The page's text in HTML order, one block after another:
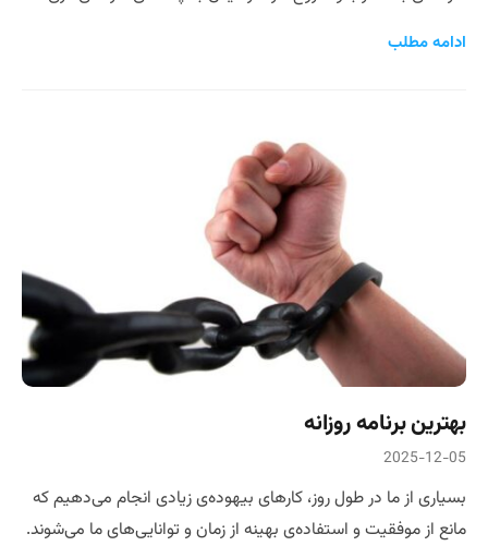
ادامه مطلب
بهترین برنامه روزانه
2025-12-05
بسیاری از ما در طول روز، کارهای بیهوده‌ی زیادی انجام می‌دهیم که
مانع از موفقیت و استفاده‌ی بهینه از زمان و توانایی‌های ما می‌شوند.